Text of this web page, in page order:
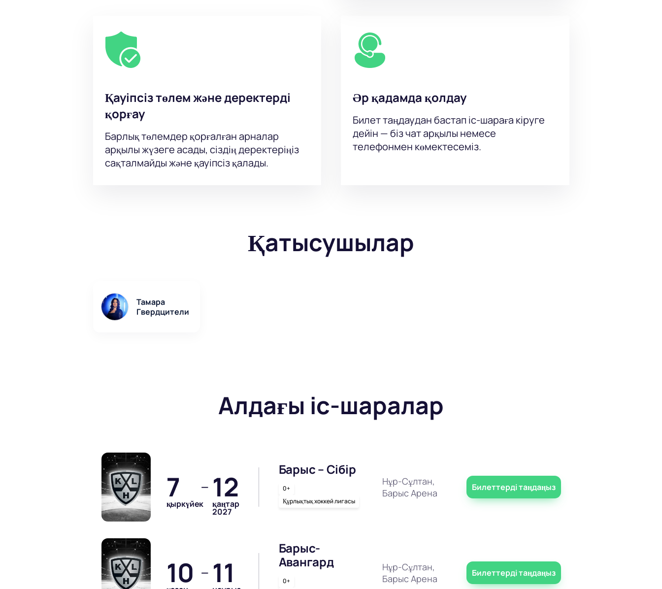
Қауіпсіз төлем және деректерді
қорғау
Барлық төлемдер қорғалған арналар
арқылы жүзеге асады, сіздің деректеріңіз
сақталмайды және қауіпсіз қалады.
Әр қадамда қолдау
Билет таңдаудан бастап іс-шараға кіруге
дейін — біз чат арқылы немесе
телефонмен көмектесеміз.
Қатысушылар
Тамара
Гвердцители
Алдағы іс-шаралар
7
қыркүйек
— 12
қаңтар
2027
Барыс – Сібір
0+
Құрлықтық хоккей лигасы
Нұр-Сұлтан,
Барыс Арена
Билеттерді таңдаңыз
10 — 11
Барыс-
Авангард
0+
Нұр-Сұлтан,
Барыс Арена
Билеттерді таңдаңыз